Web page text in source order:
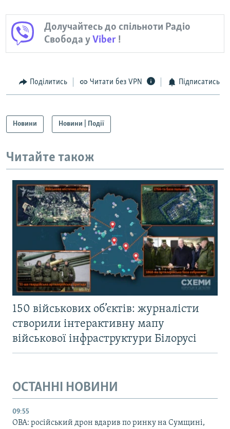
Долучайтесь до спільноти Радіо
Свобода уViber !
Поділитись Читати без VPN Підписатись
Новини Новини | Події
Читайте також
150 військових об’єктів: журналісти
створили інтерактивну мапу
військової інфраструктури Білорусі
ОСТАННІ НОВИНИ
09:55
ОВА: російський дрон вдарив по ринку на Сумщині,